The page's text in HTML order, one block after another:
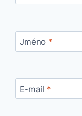
Jméno *
E-mail *